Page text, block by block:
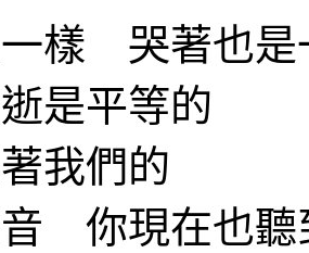
樣 哭著也是
是平等的
我們的
你現在也聽